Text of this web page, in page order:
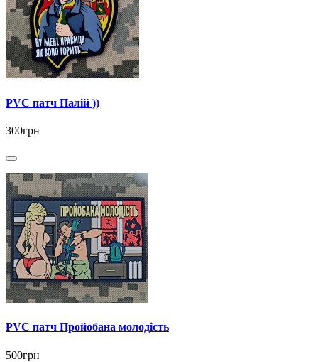
PVC патч Палій ))
300грн
PVC патч Пройобана молодість
500грн